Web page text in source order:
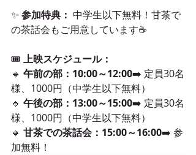
✨ 参加特典： 中学生以下無料！甘茶で
の茶話会もご用意しています☕
🎟️ 上映スケジュール：
🔹 午前の部：10:00～12:00➡️ 定員30名
様、1000円（中学生以下無料）
🔹 午後の部：13:00～15:00➡️ 定員30名
様、1000円（中学生以下無料）
🔸 甘茶での茶話会：15:00～16:00➡️ 参
加無料！